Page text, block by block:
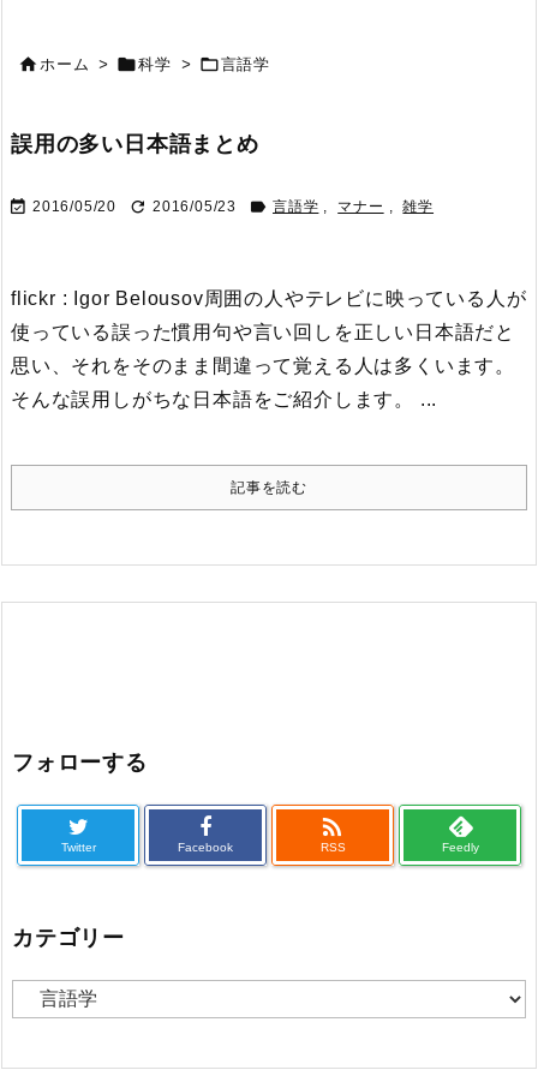
ホーム > 科学 > 言語学
誤用の多い日本語まとめ
 2016/05/20  2016/05/23  言語学 , マナー , 雑学
flickr : Igor Belousov周囲の人やテレビに映っている人が
使っている誤った慣用句や言い回しを正しい日本語だと
思い、それをそのまま間違って覚える人は多くいます。
そんな誤用しがちな日本語をご紹介します。 ...
記事を読む
フォローする
Twitter Facebook

RSS Feedly
カテゴリー